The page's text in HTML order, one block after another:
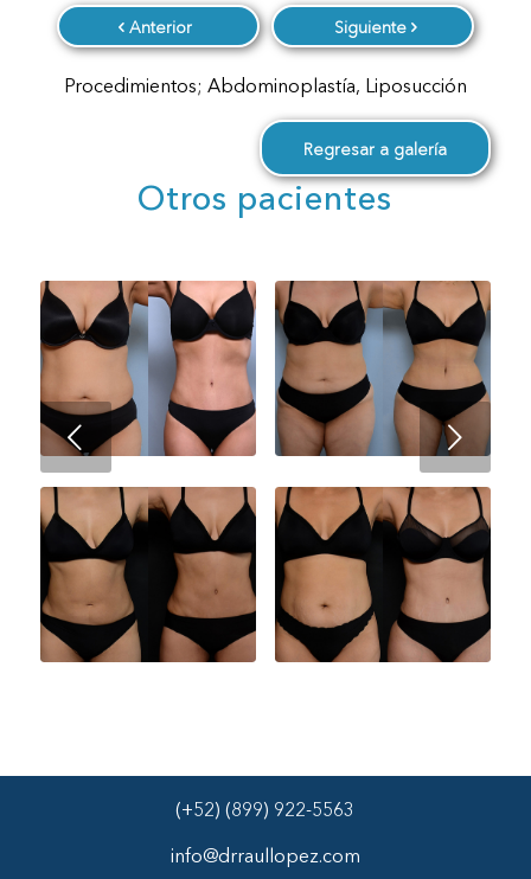
Anterior Siguiente
Procedimientos; Abdominoplastía, Liposucción
Regresar a galería
Otros pacientes
Next
(+52) (899) 922-5563
info@drraullopez.com